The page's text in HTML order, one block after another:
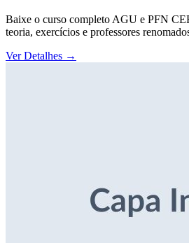
Baixe o curso completo AGU e PFN
teoria, exercícios e professores
Ver Detalhes →